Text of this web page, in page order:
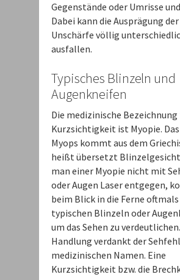
Gegenstände oder Umrisse
Dabei kann die Ausprägung der
Unschärfe völlig
ausfallen.
Typisches Blinzeln und
Augenkneifen
Die medizinische
Kurzsichtigkeit ist Myopie.
Myops kommt aus dem
heißt übersetzt
man einer Myopie nicht mit
oder Augen Laser entgegen,
beim Blick in die Ferne
typischen Blinzeln oder
um das Sehen zu
Handlung verdankt der
medizinischen Namen. Eine
Kurzsichtigkeit bzw. die